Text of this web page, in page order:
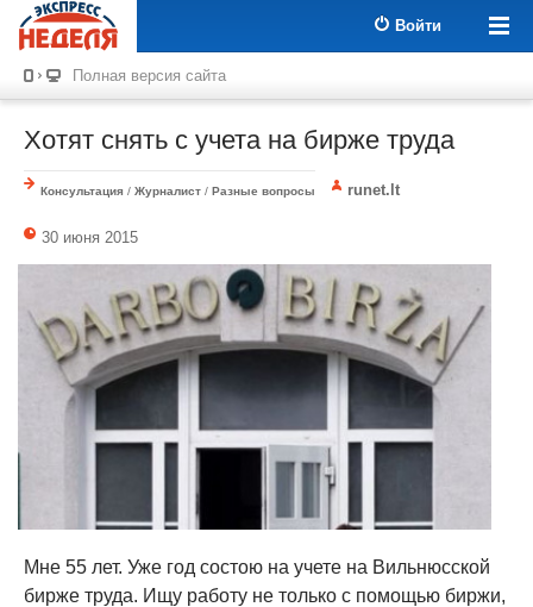
Войти
Полная версия сайта
Хотят снять с учета на бирже труда
Консультация / Журналист / Разные вопросы runet.lt
30 июня 2015
Мне 55 лет. Уже год состою на учете на Вильнюсской
бирже труда. Ищу работу не только с помощью биржи,